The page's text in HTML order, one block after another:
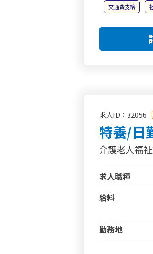
交通費支給
求人ID：32056
特養/日
介護老人福
求人職種
給料
勤務地